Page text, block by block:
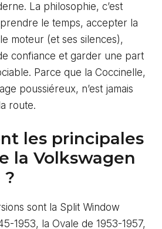
La philosophie, c’est
le temps, accepter la
moteur (et ses silences),
confiance et garder une part
Parce que la Coccinelle,
poussiéreux, n’est jamais
route.
les principales
la Volkswagen
?
sont la Split Window
1953, la Ovale de 1953-1957,